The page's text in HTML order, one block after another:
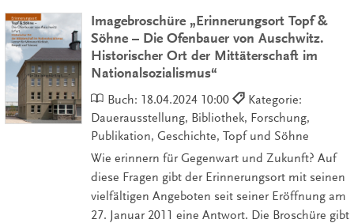
Imagebroschüre „Erinnerungsort Topf &
Söhne – Die Ofenbauer von Auschwitz.
Historischer Ort der Mittäterschaft im
Nationalsozialismus“
Buch: 18.04.2024 10:00
Kategorie:
Dauerausstellung, Bibliothek, Forschung,
Publikation, Geschichte, Topf und Söhne
Wie erinnern für Gegenwart und Zukunft? Auf
diese Fragen gibt der Erinnerungsort mit seinen
vielfältigen Angeboten seit seiner Eröffnung am
27. Januar 2011 eine Antwort. Die Broschüre gibt